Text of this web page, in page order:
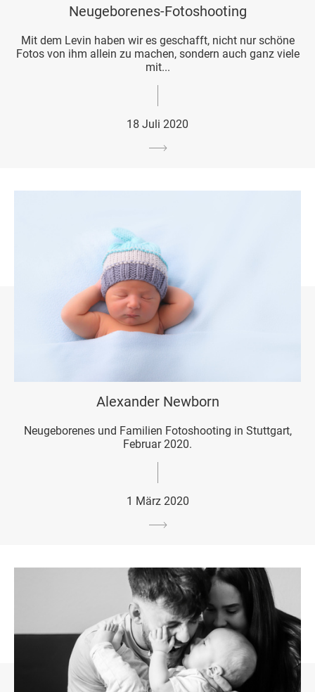
Neugeborenes-Fotoshooting
Mit dem Levin haben wir es geschafft, nicht nur schöne
Fotos von ihm allein zu machen, sondern auch ganz viele
mit...
18 Juli 2020
Alexander Newborn
Neugeborenes und Familien Fotoshooting in Stuttgart,
Februar 2020.
1 März 2020